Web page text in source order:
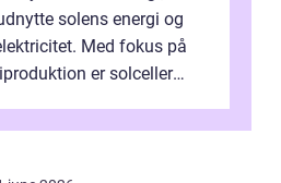
solens energi og
Med fokus på
er solceller